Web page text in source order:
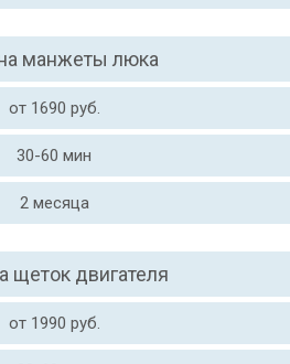
манжеты люка
от 1690 руб.
30-60 мин
2 месяца
щеток двигателя
от 1990 руб.